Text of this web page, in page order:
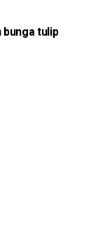
bunga tulip